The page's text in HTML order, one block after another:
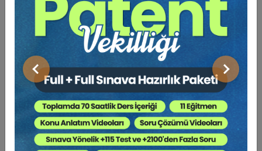
Önceki Sonraki
BENZER VIDEO EĞITIMLER
Video Eğitim Abonesi Ol: Sadece 5490 TL / Yıllık